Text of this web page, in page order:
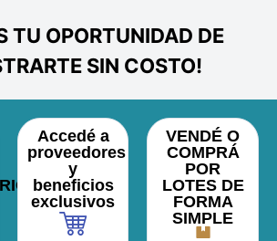
TU OPORTUNIDAD DE
SIN COSTO!
Accedé a
proveedores
y
beneficios
exclusivos
VENDÉ O
COMPRÁ
POR
LOTES DE
FORMA
SIMPLE